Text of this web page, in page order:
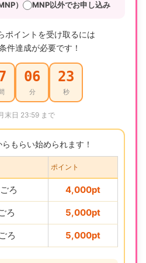
） MNP以外でお申し込み
ポイントを受け取るには
件達成が必要です！
06
分
22
秒
末日 23:59 まで
らもらい始められます！
ポイント
ろ 4,000pt
ろ 5,000pt
ろ 5,000pt